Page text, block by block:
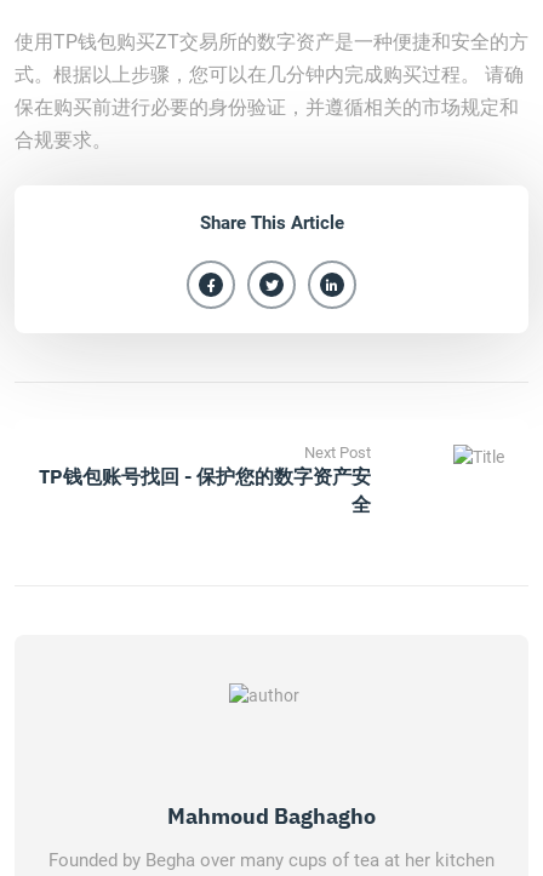
使用TP钱包购买ZT交易所的数字资产是一种便捷和安全的方
式。根据以上步骤，您可以在几分钟内完成购买过程。 请确
保在购买前进行必要的身份验证，并遵循相关的市场规定和
合规要求。
Share This Article
Next Post
TP钱包账号找回 - 保护您的数字资产安
全
Mahmoud Baghagho
Founded by Begha over many cups of tea at her kitchen